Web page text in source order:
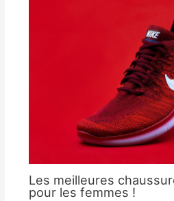
Les meilleures
pour les femmes !